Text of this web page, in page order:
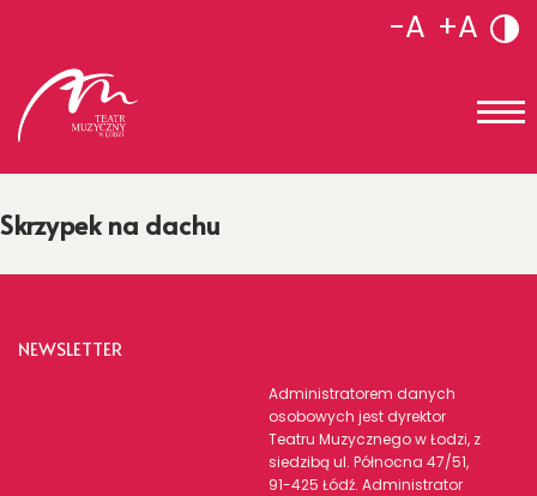
-A +A
Skrzypek na dachu
NEWSLETTER
Administratorem danych
osobowych jest dyrektor
Teatru Muzycznego w Łodzi, z
siedzibą ul. Północna 47/51,
91-425 Łódź. Administrator